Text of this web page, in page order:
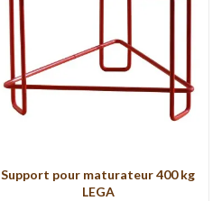
Support pour maturateur 400 kg
LEGA